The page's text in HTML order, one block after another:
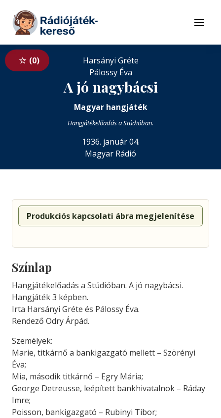
Tovább a tartalomhoz
Menü
0
Harsányi Gréte
Pálossy Éva
A jó nagybácsi
Magyar hangjáték
Hangjátékelőadás a Stúdióban.
1936. január 04.
Magyar Rádió
Produkciós kapcsolati ábra megjelenítése
Színlap
Hangjátékelőadás a Stúdióban. A jó nagybácsi.
Hangjáték 3 képben.
Irta Harsányi Gréte és Pálossy Éva.
Rendező Odry Árpád.
Személyek:
Marie, titkárnő a bankigazgató mellett – Szörényi
Éva;
Mia, második titkárnő – Egry Mária;
George Detreusse, leépített bankhivatalnok – Ráday
Imre;
Poisson, bankigazgató – Rubinyi Tibor;